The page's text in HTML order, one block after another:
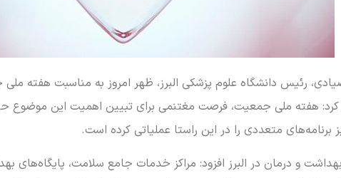
صیادی، رئیس دانشگاه علوم پزشکی البرز، ظهر امروز به مناسبت هفته
هفته ملی جمعیت، فرصت مغتنمی برای تبیین اهمیت این موضوع
متعددی را در این راستا عملیاتی کرده است.
و درمان در البرز افزود: مراکز خدمات جامع سلامت، پایگاه‌های